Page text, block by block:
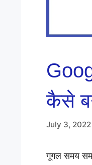
कैसे
July 3, 2022
गूगल समय